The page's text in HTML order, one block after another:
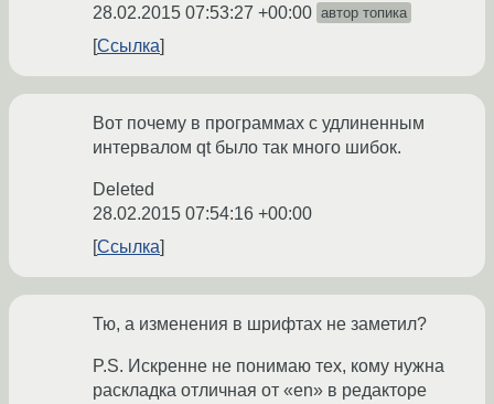
28.02.2015 07:53:27 +00:00 автор топика
Ссылка
Вот почему в программах с удлиненным
интервалом qt было так много шибок.
Deleted
28.02.2015 07:54:16 +00:00
Ссылка
Тю, а изменения в шрифтах не заметил?
P.S. Искренне не понимаю тех, кому нужна
раскладка отличная от «en» в редакторе